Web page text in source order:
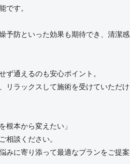
です。
予防といった効果も期待でき、清潔
ず通えるのも安心ポイント。
リラックスして施術を受けていただ
根本から変えたい」
相談ください。
みに寄り添って最適なプランをご提案